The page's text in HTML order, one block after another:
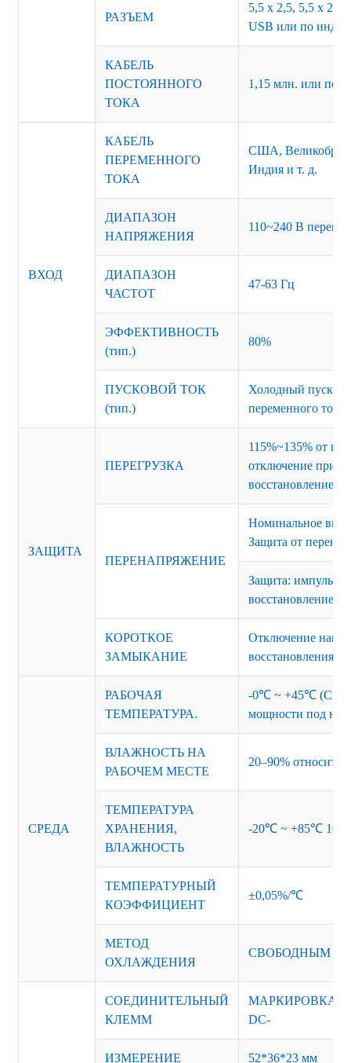
РАЗЪЕМ
5,5 x 2,5, 5,5 x 2,1,
USB или по
КАБЕЛЬ
ПОСТОЯННОГО
ТОКА
1,15 млн. или по
ВХОД
КАБЕЛЬ
ПЕРЕМЕННОГО
ТОКА
США,
Индия и т. д.
ДИАПАЗОН
НАПРЯЖЕНИЯ
110~240 В
ДИАПАЗОН
ЧАСТОТ
47-63 Гц
ЭФФЕКТИВНОСТЬ
(тип.)
80%
ПУСКОВОЙ ТОК
(тип.)
Холодный пуск
переменного тока
ЗАЩИТА
ПЕРЕГРУЗКА
115%~135% от
отключение при
восстановление.
ПЕРЕНАПРЯЖЕНИЕ
Номинальное
Защита от
Защита:
восстановление
КОРОТКОЕ
ЗАМЫКАНИЕ
Отключение
восстановления
СРЕДА
РАБОЧАЯ
ТЕМПЕРАТУРА.
-0℃ ~ +45℃ (См.
мощности под
ВЛАЖНОСТЬ НА
РАБОЧЕМ МЕСТЕ
20–90%
ТЕМПЕРАТУРА
ХРАНЕНИЯ,
ВЛАЖНОСТЬ
-20℃ ~ +85℃
ТЕМПЕРАТУРНЫЙ
КОЭФФИЦИЕНТ
±0,05%/℃
МЕТОД
ОХЛАЖДЕНИЯ
СВОБОДНЫМ
СОЕДИНИТЕЛЬНЫЙ
КЛЕММ
МАРКИРОВКА:
DC-
ИЗМЕРЕНИЕ 52*36*23 мм